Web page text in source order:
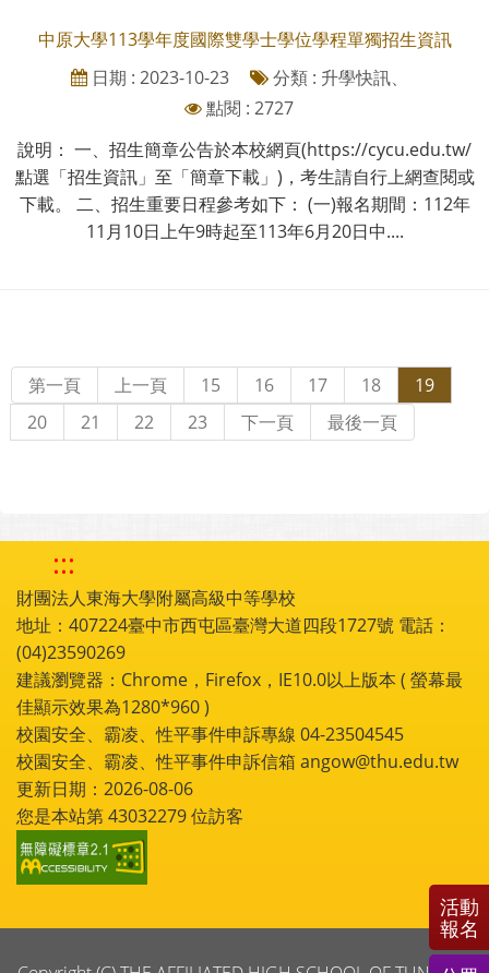
中原大學113學年度國際雙學士學位學程單獨招生資訊
日期 : 2023-10-23
分類 : 升學快訊、
點閱 : 2727
說明： 一、招生簡章公告於本校網頁(https://cycu.edu.tw/
點選「招生資訊」至「簡章下載」)，考生請自行上網查閱或
下載。 二、招生重要日程參考如下： (一)報名期間：112年
11月10日上午9時起至113年6月20日中....
第一頁 上一頁 15 16 17 18
19
20
21 22 23 下一頁 最後一頁
:::
財團法人東海大學附屬高級中等學校
地址：407224臺中市西屯區臺灣大道四段1727號 電話：
(04)23590269
建議瀏覽器：Chrome，Firefox，IE10.0以上版本 ( 螢幕最
佳顯示效果為1280*960 )
校園安全、霸凌、性平事件申訴專線 04-23504545
校園安全、霸凌、性平事件申訴信箱 angow@thu.edu.tw
更新日期：2026-08-06
您是本站第43032279位訪客
活動
報名